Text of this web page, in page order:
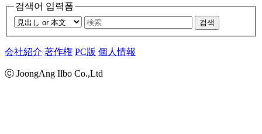
검색어 입력폼
검색
会社紹介 著作権 PC版 個人情報
ⓒ JoongAng Ilbo Co.,Ltd